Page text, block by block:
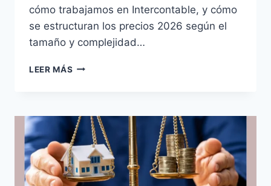
cómo trabajamos en Intercontable, y cómo
se estructuran los precios 2026 según el
tamaño y complejidad…
LEER MÁS OUTSOURCING
2026:
NUESTRAS
3
CATEGORÍAS
DE
SERVICIO